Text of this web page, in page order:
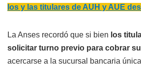
los y las titulares de AUH y AUE
La Anses recordó que si bien los
solicitar turno previo para cobrar
acercarse a la sucursal bancaria